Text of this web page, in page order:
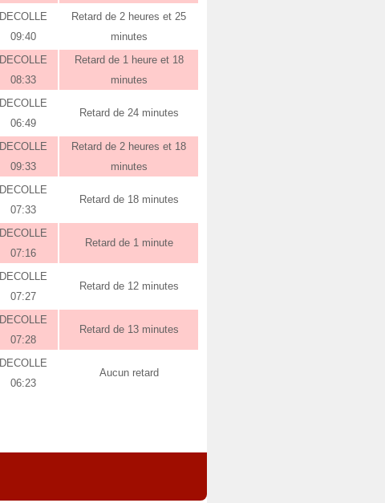
DECOLLE
09:40
Retard de 2 heures et 25
minutes
DECOLLE
08:33
Retard de 1 heure et 18
minutes
DECOLLE
06:49
Retard de 24 minutes
DECOLLE
09:33
Retard de 2 heures et 18
minutes
DECOLLE
07:33
Retard de 18 minutes
DECOLLE
07:16
Retard de 1 minute
DECOLLE
07:27
Retard de 12 minutes
DECOLLE
07:28
Retard de 13 minutes
DECOLLE
06:23
Aucun retard